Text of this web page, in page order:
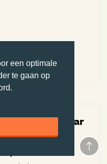
een optimale
te gaan op
driemaster naar